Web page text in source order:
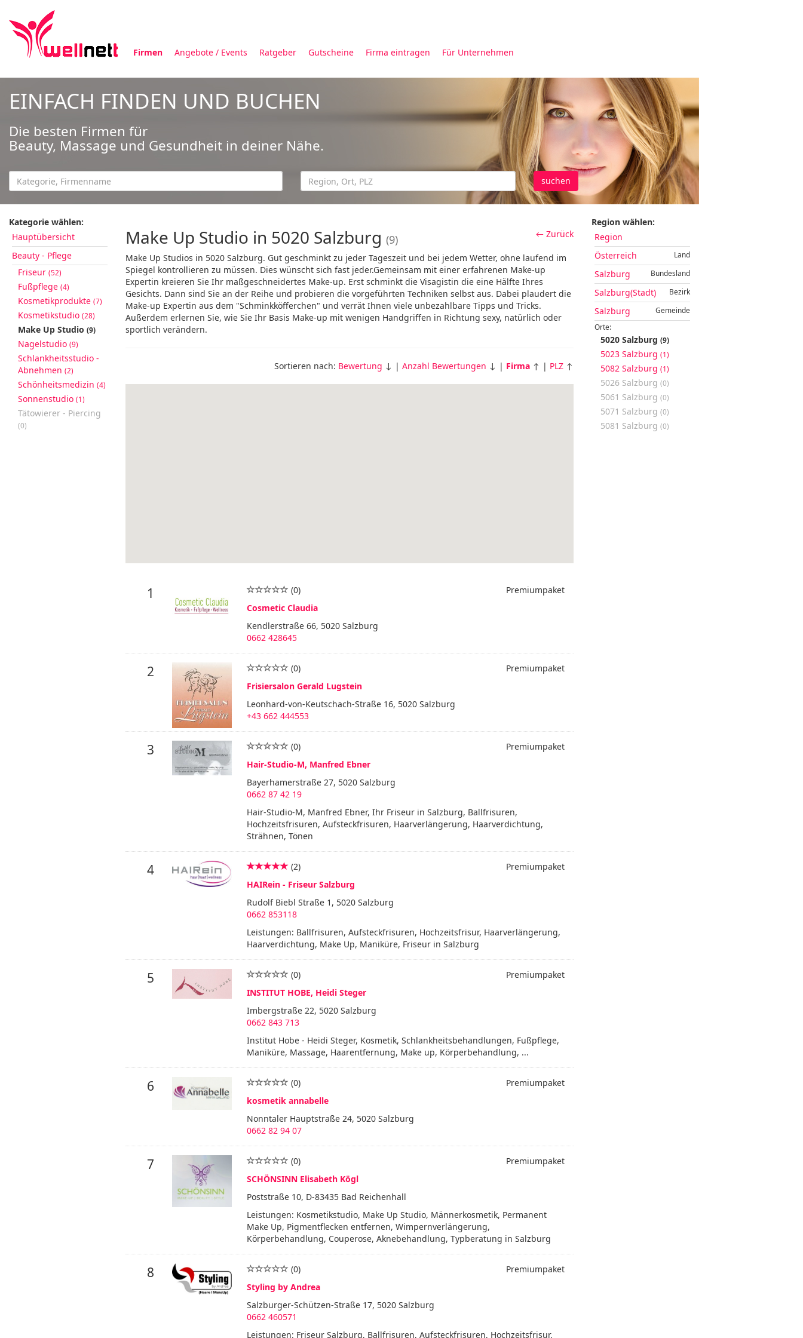
Firmen Angebote / Events Ratgeber Gutscheine Firma eintragen Für Unternehmen
EINFACH FINDEN UND BUCHEN
Die besten Firmen für
Beauty, Massage und Gesundheit in deiner Nähe.
suchen
Kategorie wählen:
Hauptübersicht
Beauty - Pflege
Friseur (52)
Fußpflege (4)
Kosmetikprodukte (7)
Kosmetikstudio (28)
Make Up Studio (9)
Nagelstudio (9)
Schlankheitsstudio -
Abnehmen (2)
Schönheitsmedizin (4)
Sonnenstudio (1)
Tätowierer - Piercing
(0)
← Zurück
Make Up Studio in 5020 Salzburg (9)
Make Up Studios in 5020 Salzburg. Gut geschminkt zu jeder Tageszeit und bei jedem Wetter, ohne laufend im
Spiegel kontrollieren zu müssen. Dies wünscht sich fast jeder.Gemeinsam mit einer erfahrenen Make-up
Expertin kreieren Sie Ihr maßgeschneidertes Make-up. Erst schminkt die Visagistin die eine Hälfte Ihres
Gesichts. Dann sind Sie an der Reihe und probieren die vorgeführten Techniken selbst aus. Dabei plaudert die
Make-up Expertin aus dem "Schminkköfferchen" und verrät Ihnen viele unbezahlbare Tipps und Tricks.
Außerdem erlernen Sie, wie Sie Ihr Basis Make-up mit wenigen Handgriffen in Richtung sexy, natürlich oder
sportlich verändern.
Sortieren nach: Bewertung ↓ | Anzahl Bewertungen ↓ | Firma ↑ | PLZ ↑
1 Premiumpaket
(0)
Cosmetic Claudia
Kendlerstraße 66, 5020 Salzburg
0662 428645
2 Premiumpaket
(0)
Frisiersalon Gerald Lugstein
Leonhard-von-Keutschach-Straße 16, 5020 Salzburg
+43 662 444553
3 Premiumpaket
(0)
Hair-Studio-M, Manfred Ebner
Bayerhamerstraße 27, 5020 Salzburg
0662 87 42 19
Hair-Studio-M, Manfred Ebner, Ihr Friseur in Salzburg, Ballfrisuren,
Hochzeitsfrisuren, Aufsteckfrisuren, Haarverlängerung, Haarverdichtung,
Strähnen, Tönen
4 Premiumpaket
(2)
HAIRein - Friseur Salzburg
Rudolf Biebl Straße 1, 5020 Salzburg
0662 853118
Leistungen: Ballfrisuren, Aufsteckfrisuren, Hochzeitsfrisur, Haarverlängerung,
Haarverdichtung, Make Up, Maniküre, Friseur in Salzburg
5 Premiumpaket
(0)
INSTITUT HOBE, Heidi Steger
Imbergstraße 22, 5020 Salzburg
0662 843 713
Institut Hobe - Heidi Steger, Kosmetik, Schlankheitsbehandlungen, Fußpflege,
Maniküre, Massage, Haarentfernung, Make up, Körperbehandlung, ...
6 Premiumpaket
(0)
kosmetik annabelle
Nonntaler Hauptstraße 24, 5020 Salzburg
0662 82 94 07
7 Premiumpaket
(0)
SCHÖNSINN Elisabeth Kögl
Poststraße 10, D-83435 Bad Reichenhall
Leistungen: Kosmetikstudio, Make Up Studio, Männerkosmetik, Permanent
Make Up, Pigmentflecken entfernen, Wimpernverlängerung,
Körperbehandlung, Couperose, Aknebehandlung, Typberatung in Salzburg
8 Premiumpaket
(0)
Styling by Andrea
Salzburger-Schützen-Straße 17, 5020 Salzburg
0662 460571
Leistungen: Friseur Salzburg, Ballfrisuren, Aufsteckfrisuren, Hochzeitsfrisur,
Region wählen:
Region
Land
Österreich
Bundesland
Salzburg
Bezirk
Salzburg(Stadt)
Gemeinde
Salzburg
Orte:
5020 Salzburg (9)
5023 Salzburg (1)
5082 Salzburg (1)
5026 Salzburg (0)
5061 Salzburg (0)
5071 Salzburg (0)
5081 Salzburg (0)